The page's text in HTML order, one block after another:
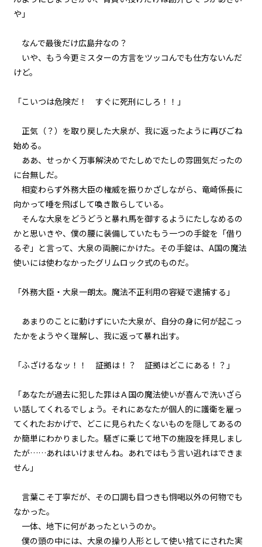
フォント
背景色
白
組み方向
第２話
『Monsters（怪物たち）』＜４
＞
第２話
＞
第２話
『Monsters（怪物たち）』＜６
＞
第２話
＞
第２話
『Monsters（怪物たち）』＜８
＞
第２話
＞
『Monsters（怪物たち）』＜１
０＞
『Monsters（怪物たち）』＜１
２＞
や」
なんで最後だけ広島弁なの？
いや、もう今更ミスターの方言をツッコんでも仕方ないんだ
けど。
「こいつは危険だ！ すぐに死刑にしろ！！」
正気（？）を取り戻した大泉が、我に返ったように再びごね
始める。
ああ、せっかく万事解決めでたしめでたしの雰囲気だったの
に台無しだ。
相変わらず外務大臣の権威を振りかざしながら、竜崎係長に
向かって唾を飛ばして喚き散らしている。
そんな大泉をどうどうと暴れ馬を御するようにたしなめるの
かと思いきや、僕の腰に装備していたもう一つの手錠を「借り
るぞ」と言って、大泉の両腕にかけた。その手錠は、A国の魔法
使いには使わなかったグリムロック式のものだ。
「外務大臣・大泉一朗太。魔法不正利用の容疑で逮捕する」
あまりのことに動けずにいた大泉が、自分の身に何が起こっ
たかをようやく理解し、我に返って暴れ出す。
「ふざけるなッ！！ 証拠は！？ 証拠はどこにある！？」
「あなたが過去に犯した罪はＡ国の魔法使いが喜んで洗いざら
い話してくれるでしょう。それにあなたが個人的に護衛を雇っ
てくれたおかげで、どこに見られたくないものを隠してあるの
か簡単にわかりました。騒ぎに乗じて地下の施設を拝見しまし
たが……あれはいけませんね。あれではもう言い逃れはできま
せん」
言葉こそ丁寧だが、その口調も目つきも恫喝以外の何物でも
なかった。
一体、地下に何があったというのか。
僕の頭の中には、大泉の操り人形として使い捨てにされた実